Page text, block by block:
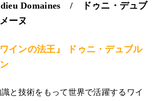
Domaines / ドゥニ・デュブ
ーヌ
ワインの法王』 ドゥニ・デュブル
と技術をもって世界で活躍するワイ